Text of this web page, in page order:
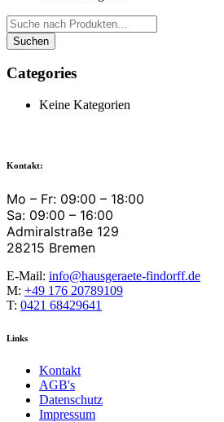
Categories
Keine Kategorien
Kontakt:
Mo – Fr: 09:00 – 18:00
Sa: 09:00 – 16:00
Admiralstraße 129
28215 Bremen
E-Mail: info@hausgeraete-findorff.de
M: +49 176 20789109
T: 0421 68429641
Links
Kontakt
AGB's
Datenschutz
Impressum